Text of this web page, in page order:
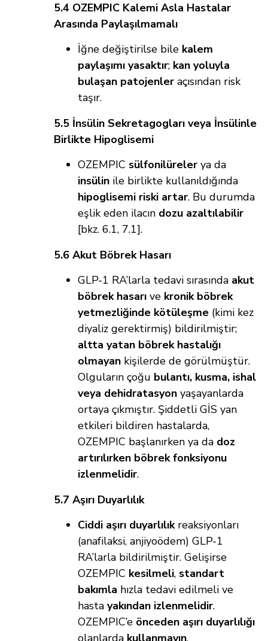
5.4 OZEMPIC Kalemi Asla Hastalar
Arasında Paylaşılmamalı
İğne değiştirilse bile kalem
paylaşımı yasaktır; kan yoluyla
bulaşan patojenler açısından risk
taşır.
5.5 İnsülin Sekretagogları veya İnsülinle
Birlikte Hipoglisemi
OZEMPIC sülfonilüreler ya da
insülin ile birlikte kullanıldığında
hipoglisemi riski artar. Bu durumda
eşlik eden ilacın dozu azaltılabilir
[bkz. 6.1, 7.1].
5.6 Akut Böbrek Hasarı
GLP-1 RA’larla tedavi sırasında akut
böbrek hasarı ve kronik böbrek
yetmezliğinde kötüleşme (kimi kez
diyaliz gerektirmiş) bildirilmiştir;
altta yatan böbrek hastalığı
olmayan kişilerde de görülmüştür.
Olguların çoğu bulantı, kusma, ishal
veya dehidratasyon yaşayanlarda
ortaya çıkmıştır. Şiddetli GİS yan
etkileri bildiren hastalarda,
OZEMPIC başlanırken ya da doz
artırılırken böbrek fonksiyonu
izlenmelidir.
5.7 Aşırı Duyarlılık
Ciddi aşırı duyarlılıkreaksiyonları
(anafilaksi, anjiyoödem) GLP-1
RA’larla bildirilmiştir. Gelişirse
OZEMPIC kesilmeli, standart
bakımla hızla tedavi edilmeli ve
hasta yakından izlenmelidir.
OZEMPIC’e önceden aşırı duyarlılığı
olanlarda kullanmayın.